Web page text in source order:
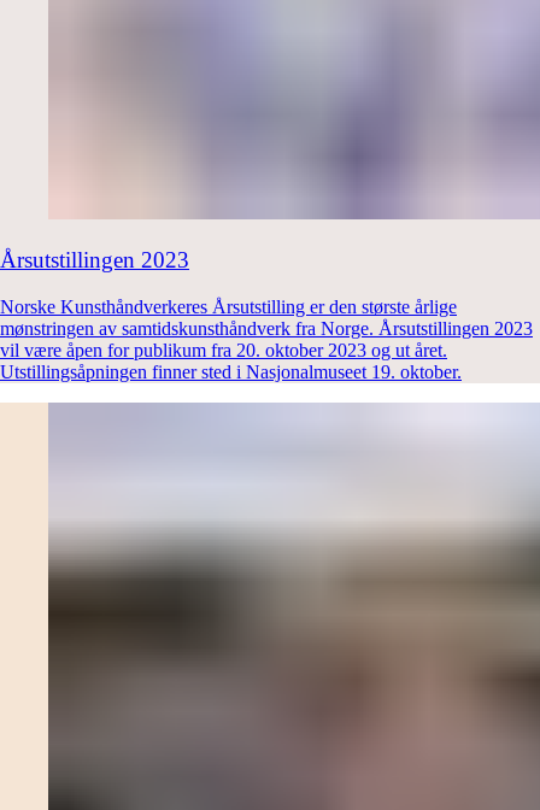
Årsutstillingen 2023
Norske Kunsthåndverkeres Årsutstilling er den største årlige
mønstringen av samtidskunsthåndverk fra Norge. Årsutstillingen 2023
vil være åpen for publikum fra 20. oktober 2023 og ut året.
Utstillingsåpningen finner sted i Nasjonalmuseet 19. oktober.